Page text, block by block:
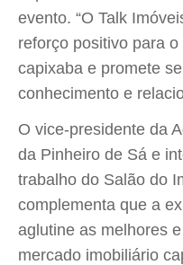
evento. “O Talk
reforço positivo para
capixaba e promete
conhecimento e
O vice-presidente da
da Pinheiro de Sá e
trabalho do Salão do
complementa que a
aglutine as melhores
mercado imobiliário